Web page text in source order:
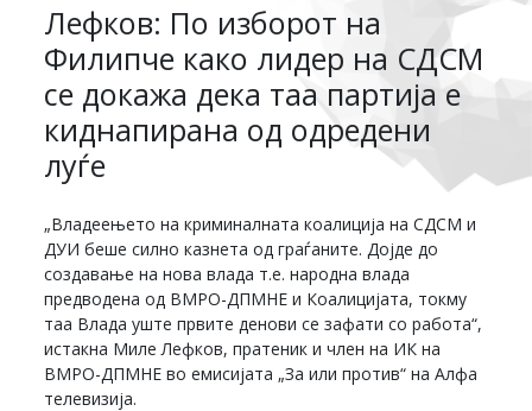
Лефков: По изборот на
Филипче како лидер на СДСМ
се докажа дека таа партија е
киднапирана од одредени
луѓе
„Владеењето на криминалната коалиција на СДСМ и
ДУИ беше силно казнета од граѓаните. Дојде до
создавање на нова влада т.е. народна влада
предводена од ВМРО-ДПМНЕ и Коалицијата, токму
таа Влада уште првите денови се зафати со работа“,
истакна Миле Лефков, пратеник и член на ИК на
ВМРО-ДПМНЕ во емисијата „За или против“ на Алфа
телевизија.